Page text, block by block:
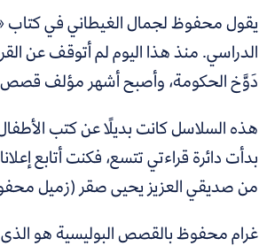
يقول محفوظ لجمال الغيطاني في كتاب
الدراسي. منذ هذا اليوم لم أتوقف عن
دَوَّخ الحكومة، وأصبح أشهر مؤلف قصص
هذه السلاسل كانت بديلًا عن كتب
بدأت دائرة قراءتي تتسع، فكنت أتابع
من صديقي العزيز يحيى صقر(زميل